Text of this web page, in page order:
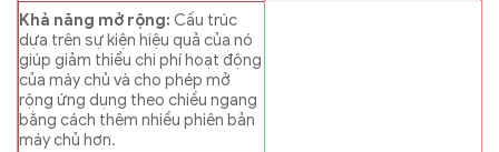
Khả năng mở rộng: Cấu trúc
dựa trên sự kiện hiệu quả của nó
giúp giảm thiểu chi phí hoạt động
của máy chủ và cho phép mở
rộng ứng dụng theo chiều ngang
bằng cách thêm nhiều phiên bản
máy chủ hơn.